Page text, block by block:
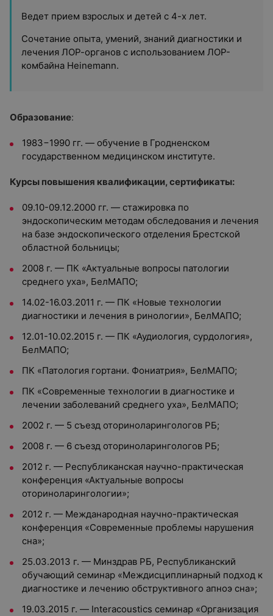
Ведет прием взрослых и детей с 4-х лет.
Сочетание опыта, умений, знаний диагностики и
лечения ЛОР-органов с использованием ЛОР-
комбайна Heinemann.
Образование:
1983−1990 гг. — обучение в Гродненском
государственном медицинском институте.
Курсы повышения квалификации, сертификаты:
09.10-09.12.2000 гг. — стажировка по
эндоскопическим методам обследования и лечения
на базе эндоскопического отделения Брестской
областной больницы;
2008 г. — ПК «Актуальные вопросы патологии
среднего уха», БелМАПО;
14.02-16.03.2011 г. — ПК «Новые технологии
диагностики и лечения в ринологии», БелМАПО;
12.01-10.02.2015 г. — ПК «Аудиология, сурдология»,
БелМАПО;
ПК «Патология гортани. Фониатрия», БелМАПО;
ПК «Современные технологии в диагностике и
лечении заболеваний среднего уха», БелМАПО;
2002 г. — 5 съезд оториноларингологов РБ;
2008 г. — 6 съезд оториноларингологов РБ;
2012 г. — Республиканская научно-практическая
конференция «Актуальные вопросы
оториноларингологии»;
2012 г. — Межданародная научно-практическая
конференция «Современные проблемы нарушения
сна»;
25.03.2013 г. — Минздрав РБ, Республиканский
обучающий семинар «Междисциплинарный подход к
диагностике и лечению обструктивного апноэ сна»;
19.03.2015 г. — Interacoustics семинар «Организация